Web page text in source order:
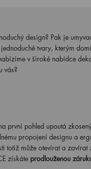
design? Pak je
tvary, kterým
v široké nabídce
vás?
první pohled upoutá
propojení designu a
totiž může otevírat a zavírat
získáte prodlouženou